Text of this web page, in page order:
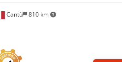
Cantù 810 km